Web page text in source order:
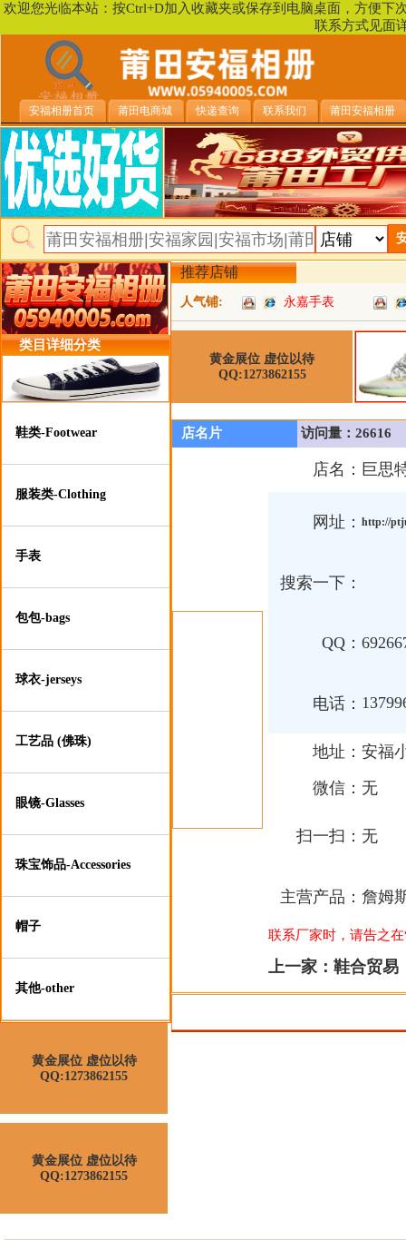
欢迎您光临本站：按Ctrl+D加入收藏夹或保存到电脑桌面，方便
联系方式见面
安福相册首页 莆田电商城 快递查询 联系我们 莆田安福相册
类目详细分类
鞋类-Footwear
服装类-Clothing
手表
包包-bags
球衣-jerseys
工艺品 (佛珠)
眼镜-Glasses
珠宝饰品-Accessories
帽子
其他-other
黄金展位 虚位以待
QQ:1273862155
黄金展位 虚位以待
QQ:1273862155
推荐店铺
人气铺: 永嘉手表
黄金展位 虚位以待
QQ:1273862155
店名片 访问量：26616
店名： 巨思
网址： http://
搜索一下：
QQ：
电话：
地址： 安福
微信： 无
扫一扫： 无
主营产品： 詹姆
联系厂家时，请告之
上一家： 鞋合贸易